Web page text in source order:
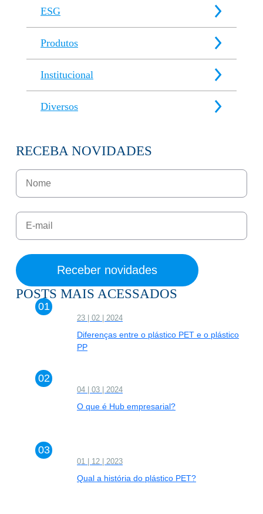
ESG
Produtos
Institucional
Diversos
RECEBA NOVIDADES
POSTS MAIS ACESSADOS
23 | 02 | 2024
Diferenças entre o plástico PET e o plástico
PP
04 | 03 | 2024
O que é Hub empresarial?
01 | 12 | 2023
Qual a história do plástico PET?